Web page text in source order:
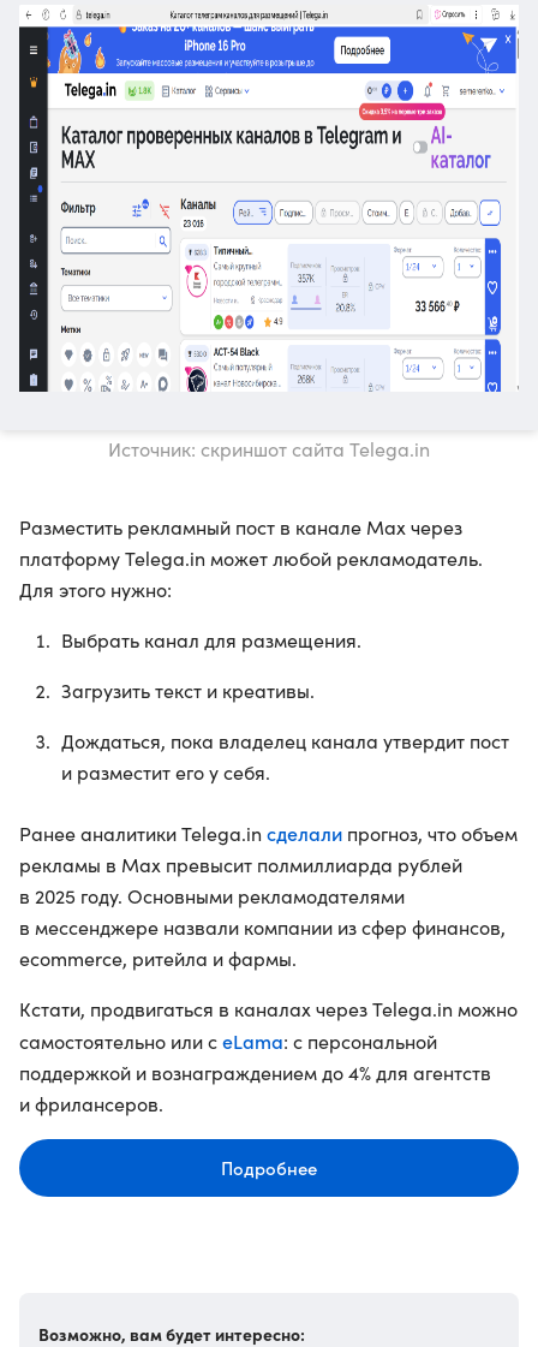
Источник: скриншот сайта Telega.in
Разместить рекламный пост в канале Max через
платформу Telega.in может любой рекламодатель.
Для этого нужно:
Выбрать канал для размещения.
Загрузить текст и креативы.
Дождаться, пока владелец канала утвердит пост
и разместит его у себя.
Ранее аналитики Telega.in сделали прогноз, что объем
рекламы в Max превысит полмиллиарда рублей
в 2025 году. Основными рекламодателями
в мессенджере назвали компании из сфер финансов,
ecommerce, ритейла и фармы.
Кстати, продвигаться в каналах через Telega.in можно
самостоятельно или сeLama: с персональной
поддержкой и вознаграждением до 4% для агентств
и фрилансеров.
Подробнее
Возможно, вам будет интересно: